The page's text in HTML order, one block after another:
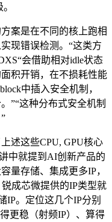
案是在不同的核上跑相
现错误检测。“这类方
会借助相对idle状态
积开销，在不损耗性能
中插入安全机制，
”“这种分布式安全机制
述这些CPU, GPU核心
中就提到AI创新产品的
量存储、集成更多IP，
成芯微提供的IP类型就
IP。定位这几个IP分别
更稳（射频IP）、算得